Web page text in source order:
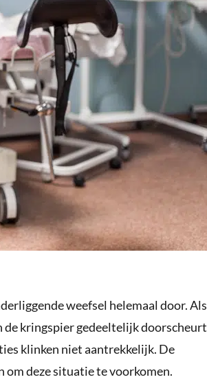
weefsel helemaal door. Als
de kringspier gedeeltelijk doorscheurt
klinken niet aantrekkelijk. De
om deze situatie te voorkomen.